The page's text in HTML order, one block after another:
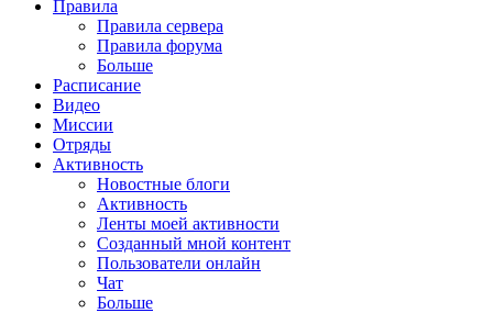
Правила
Правила сервера
Правила форума
Больше
Расписание
Видео
Миссии
Отряды
Активность
Новостные блоги
Активность
Ленты моей активности
Созданный мной контент
Пользователи онлайн
Чат
Больше